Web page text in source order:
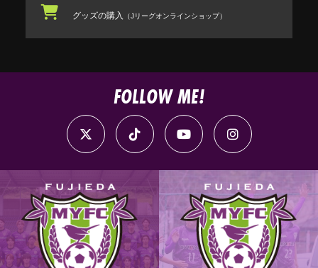
グッズの購入 （Jリーグオンラインショップ）
FOLLOW ME!